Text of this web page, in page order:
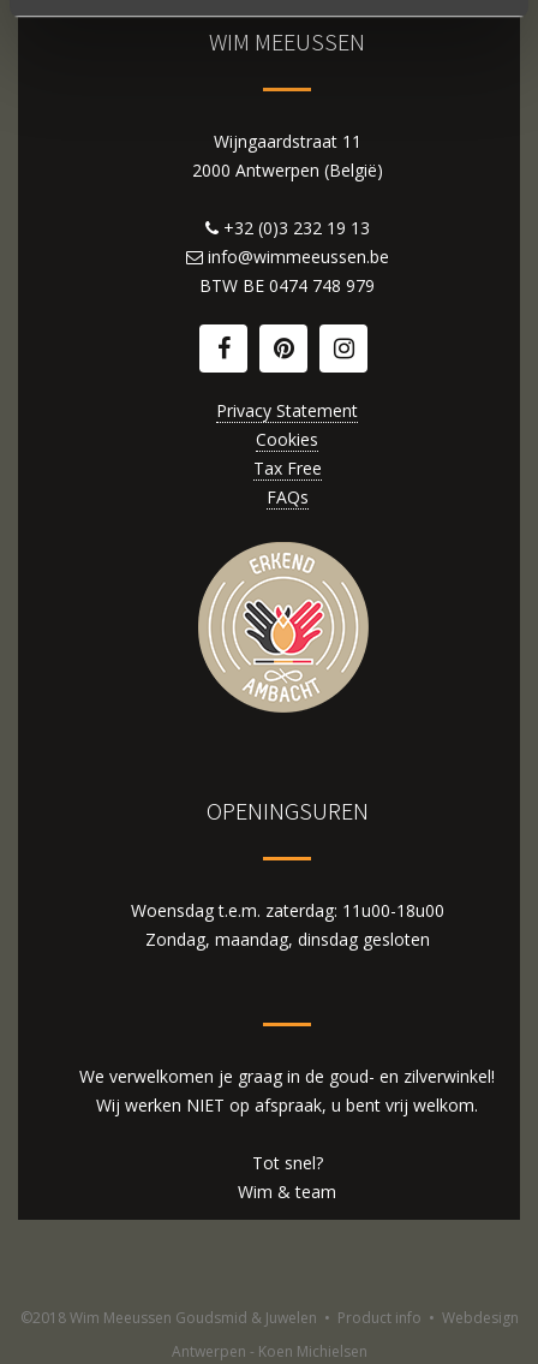
WIM MEEUSSEN
Wijngaardstraat 11
2000 Antwerpen (België)
+32 (0)3 232 19 13
info@wimmeeussen.be
BTW BE 0474 748 979
Privacy Statement
Cookies
Tax Free
FAQs
OPENINGSUREN
Woensdag t.e.m. zaterdag: 11u00-18u00
Zondag, maandag, dinsdag gesloten
We verwelkomen je graag in de goud- en zilverwinkel!
Wij werken NIET op afspraak, u bent vrij welkom.
Tot snel?
Wim & team
©2018 Wim Meeussen Goudsmid & Juwelen • Product info • Webdesign
Antwerpen - Koen Michielsen